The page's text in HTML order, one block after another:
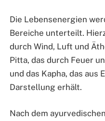
Die Lebensenergien
Bereiche unterteilt.
durch Wind, Luft und
Pitta, das durch Feuer
und das Kapha, das aus
Darstellung erhält.
Nach dem